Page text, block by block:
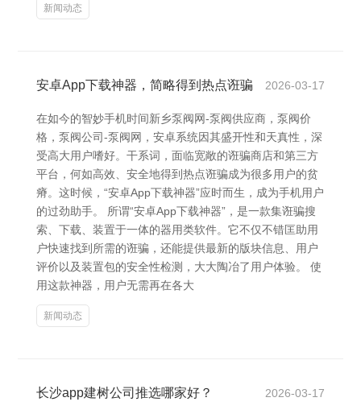
新闻动态
安卓App下载神器，简略得到热点诳骗 2026-03-17
在如今的智妙手机时间 新乡泵阀网-泵阀供应商，泵阀价
格，泵阀公司-泵阀网 ，安卓系统因其盛开性和天真性，深
受高大用户嗜好。干系词，面临宽敞的诳骗商店和第三方
平台，何如高效、安全地得到热点诳骗成为很多用户的贫
瘠。这时候，“安卓App下载神器”应时而生，成为手机用户
的过劲助手。 所谓“安卓App下载神器”，是一款集诳骗搜
索、下载、装置于一体的器用类软件。它不仅不错匡助用
户快速找到所需的诳骗，还能提供最新的版块信息、用户
评价以及装置包的安全性检测，大大陶冶了用户体验。 使
用这款神器，用户无需再在各大
新闻动态
长沙app建树公司推选哪家好？ 2026-03-17